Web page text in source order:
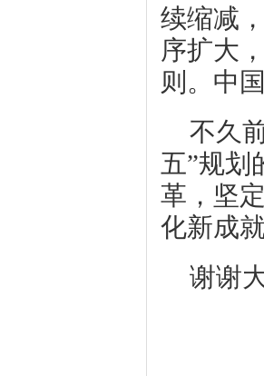
续缩减
序扩大
则。中
不久
五”规划
革，坚
化新成
谢谢